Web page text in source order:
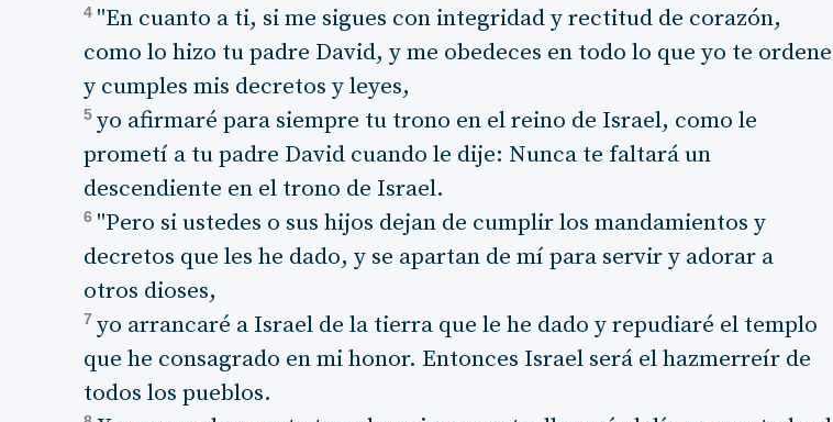
4 "En cuanto a ti, si me sigues con integridad y rectitud de corazón,
como lo hizo tu padre David, y me obedeces en todo lo que yo te ordene
y cumples mis decretos y leyes,
5yo afirmaré para siempre tu trono en el reino de Israel, como le
prometí a tu padre David cuando le dije: Nunca te faltará un
descendiente en el trono de Israel.
6 "Pero si ustedes o sus hijos dejan de cumplir los mandamientos y
decretos que les he dado, y se apartan de mí para servir y adorar a
otros dioses,
7yo arrancaré a Israel de la tierra que le he dado y repudiaré el templo
que he consagrado en mi honor. Entonces Israel será el hazmerreír de
todos los pueblos.